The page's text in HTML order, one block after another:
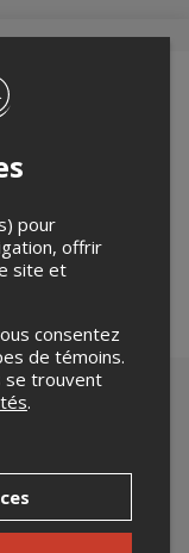
pas un robot ci-
pour
offrir
site et
consentez
de témoins.
se trouvent
.